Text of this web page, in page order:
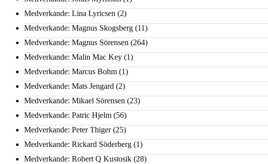
Medverkande: Lina Lyricsen (2)
Medverkande: Magnus Skogsberg (11)
Medverkande: Magnus Sörensen (264)
Medverkande: Malin Mac Key (1)
Medverkande: Marcus Bohm (1)
Medverkande: Mats Jengard (2)
Medverkande: Mikael Sörensen (23)
Medverkande: Patric Hjelm (56)
Medverkande: Peter Thiger(25)
Medverkande: Rickard Söderberg (1)
Medverkande: Robert Q Kustosik (28)